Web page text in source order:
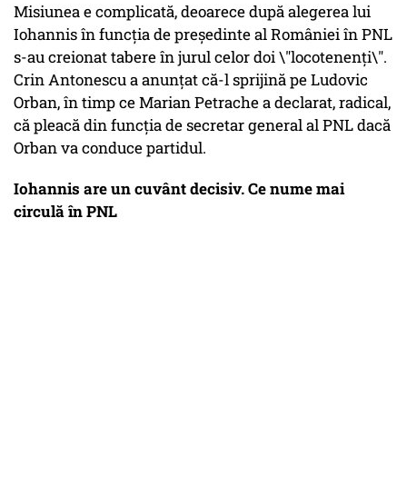
Misiunea e complicată, deoarece după alegerea lui
Iohannis în funcția de președinte al României în PNL
s-au creionat tabere în jurul celor doi \"locotenenți\".
Crin Antonescu a anunțat că-l sprijină pe Ludovic
Orban, în timp ce Marian Petrache a declarat, radical,
că pleacă din funcția de secretar general al PNL dacă
Orban va conduce partidul.
Iohannis are un cuvânt decisiv. Ce nume mai
circulă în PNL